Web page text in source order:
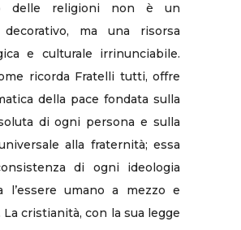
delle religioni non è un
decorativo, ma una risorsa
e culturale irrinunciabile.
ricorda Fratelli tutti, offre
della pace fondata sulla
di ogni persona e sulla
alla fraternità; essa
di ogni ideologia
l’essere umano a mezzo e
La cristianità, con la sua legge